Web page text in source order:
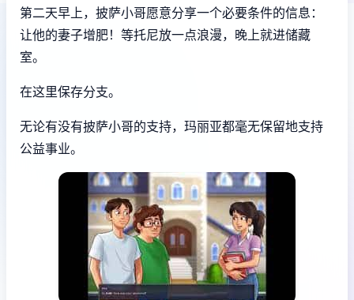
第二天早上，披萨小哥愿意分享一个必要条件的信息：
让他的妻子增肥！等托尼放一点浪漫，晚上就进储藏
室。
在这里保存分支。
无论有没有披萨小哥的支持，玛丽亚都毫无保留地支持
公益事业。